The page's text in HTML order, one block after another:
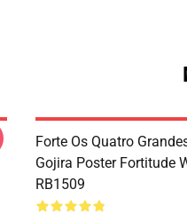
Forte Os Quatro
Gojira Poster Fortitude
RB1509